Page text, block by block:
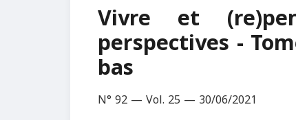
Vivre et
perspectives -
bas
N° 92 — Vol. 25 — 30/06/2021